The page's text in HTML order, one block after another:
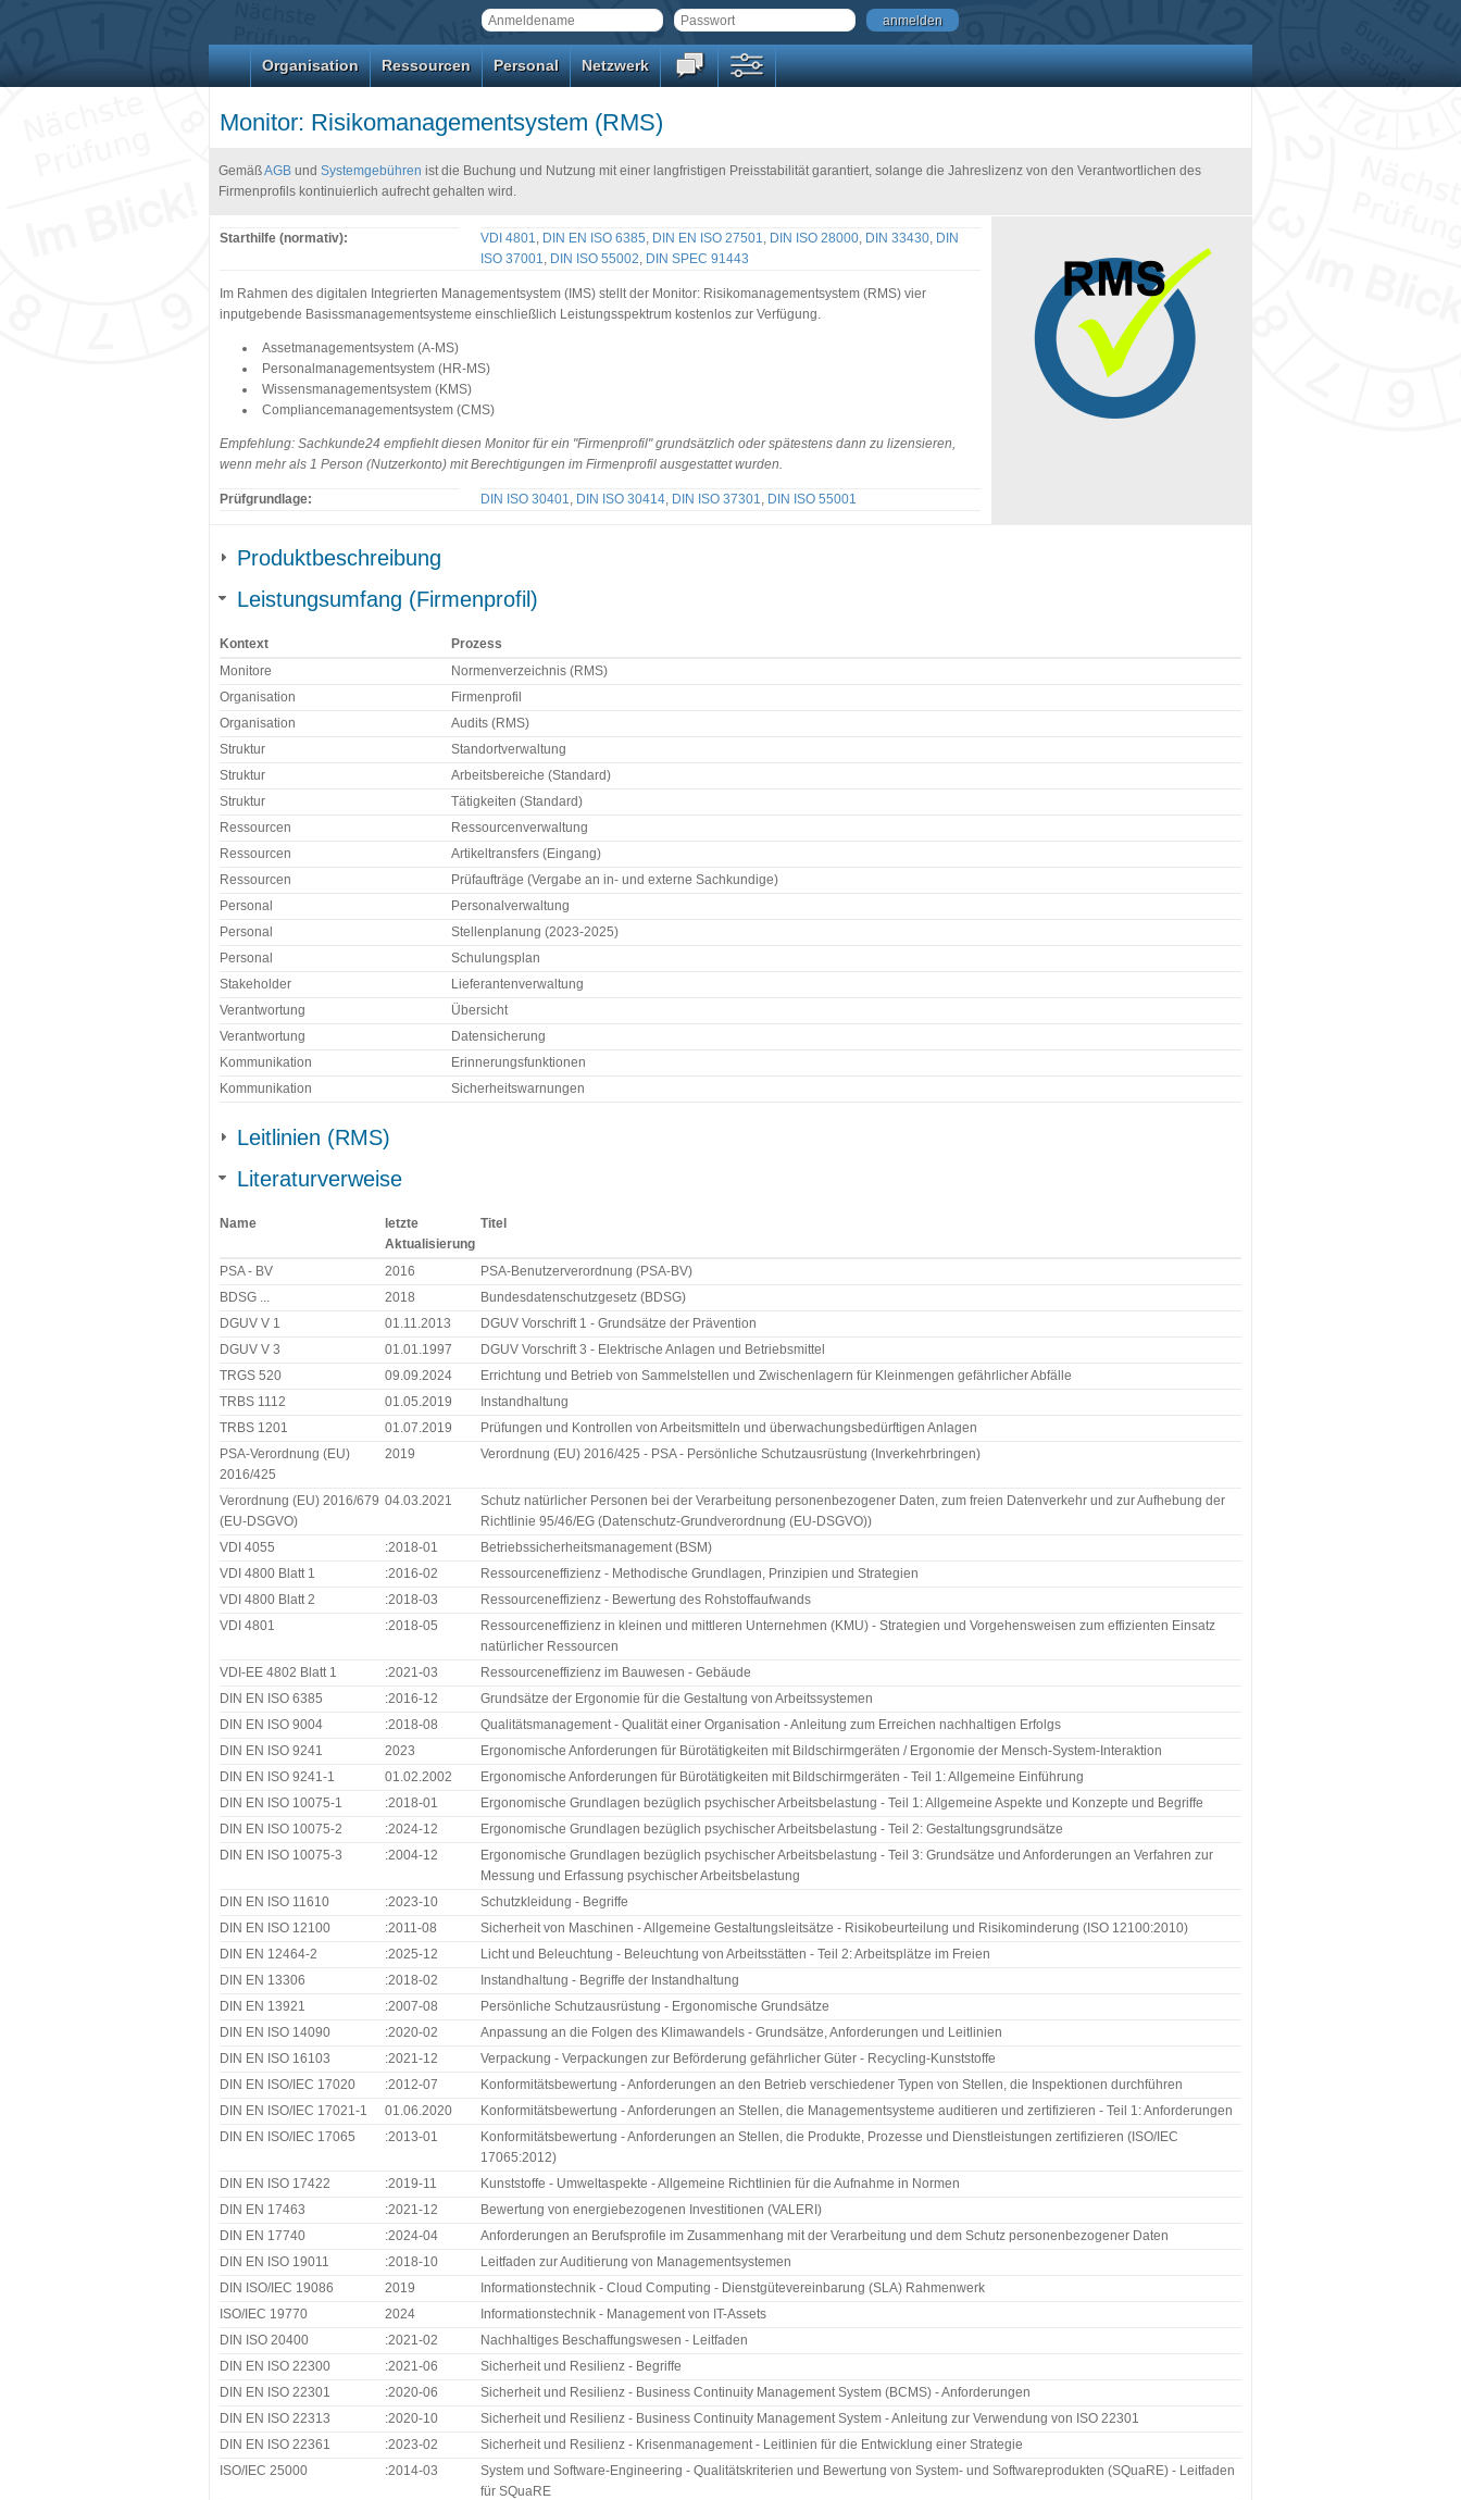
anmelden
Organisation Ressourcen Personal Netzwerk
Monitor: Risikomanagementsystem (RMS)
GemäßAGB und Systemgebühren ist die Buchung und Nutzung mit einer langfristigen Preisstabilität garantiert, solange die Jahreslizenz von den Verantwortlichen des
Firmenprofils kontinuierlich aufrecht gehalten wird.
Starthilfe (normativ): VDI 4801, DIN EN ISO 6385, DIN EN ISO 27501, DIN ISO 28000, DIN 33430, DIN
ISO 37001, DIN ISO 55002, DIN SPEC 91443
Im Rahmen des digitalen Integrierten Managementsystem (IMS) stellt der Monitor: Risikomanagementsystem (RMS) vier
inputgebende Basissmanagementsysteme einschließlich Leistungsspektrum kostenlos zur Verfügung.
Assetmanagementsystem (A-MS)
Personalmanagementsystem (HR-MS)
Wissensmanagementsystem (KMS)
Compliancemanagementsystem (CMS)
Empfehlung: Sachkunde24 empfiehlt diesen Monitor für ein "Firmenprofil" grundsätzlich oder spätestens dann zu lizensieren,
wenn mehr als 1 Person (Nutzerkonto) mit Berechtigungen im Firmenprofil ausgestattet wurden.
Prüfgrundlage: DIN ISO 30401, DIN ISO 30414, DIN ISO 37301, DIN ISO 55001
Produktbeschreibung
Leistungsumfang (Firmenprofil)
Kontext
Prozess
Monitore
Normenverzeichnis (RMS)
Organisation
Firmenprofil
Organisation
Audits (RMS)
Struktur
Standortverwaltung
Struktur
Arbeitsbereiche (Standard)
Struktur
Tätigkeiten (Standard)
Ressourcen
Ressourcenverwaltung
Ressourcen
Artikeltransfers (Eingang)
Ressourcen
Prüfaufträge (Vergabe an in- und externe Sachkundige)
Personal
Personalverwaltung
Personal
Stellenplanung (2023-2025)
Personal
Schulungsplan
Stakeholder
Lieferantenverwaltung
Verantwortung
Übersicht
Verantwortung
Datensicherung
Kommunikation
Erinnerungsfunktionen
Kommunikation
Sicherheitswarnungen
Leitlinien (RMS)
Literaturverweise
Name
letzte
Aktualisierung
Titel
PSA - BV 2016
PSA-Benutzerverordnung (PSA-BV)
BDSG ...
2018
Bundesdatenschutzgesetz (BDSG)
DGUV V 1
01.11.2013
DGUV Vorschrift 1 - Grundsätze der Prävention
DGUV V 3
01.01.1997
DGUV Vorschrift 3 - Elektrische Anlagen und Betriebsmittel
TRGS 520
09.09.2024
Errichtung und Betrieb von Sammelstellen und Zwischenlagern für Kleinmengen gefährlicher Abfälle
TRBS 1112
01.05.2019
Instandhaltung
TRBS 1201
01.07.2019
Prüfungen und Kontrollen von Arbeitsmitteln und überwachungsbedürftigen Anlagen
PSA-Verordnung (EU)
2016/425
2019 Verordnung (EU) 2016/425 - PSA - Persönliche Schutzausrüstung (Inverkehrbringen)
Verordnung (EU) 2016/679
(EU-DSGVO)
04.03.2021
Schutz natürlicher Personen bei der Verarbeitung personenbezogener Daten, zum freien Datenverkehr und zur Aufhebung der
Richtlinie 95/46/EG (Datenschutz-Grundverordnung (EU-DSGVO))
VDI 4055
:2018-01
Betriebssicherheitsmanagement (BSM)
VDI 4800 Blatt 1
:2016-02
Ressourceneffizienz - Methodische Grundlagen, Prinzipien und Strategien
VDI 4800 Blatt 2
:2018-03
Ressourceneffizienz - Bewertung des Rohstoffaufwands
VDI 4801
:2018-05
Ressourceneffizienz in kleinen und mittleren Unternehmen (KMU) - Strategien und Vorgehensweisen zum effizienten Einsatz
natürlicher Ressourcen
VDI-EE 4802 Blatt 1
:2021-03
Ressourceneffizienz im Bauwesen - Gebäude
DIN EN ISO 6385
:2016-12
Grundsätze der Ergonomie für die Gestaltung von Arbeitssystemen
DIN EN ISO 9004
:2018-08
Qualitätsmanagement - Qualität einer Organisation - Anleitung zum Erreichen nachhaltigen Erfolgs
DIN EN ISO 9241
2023
Ergonomische Anforderungen für Bürotätigkeiten mit Bildschirmgeräten / Ergonomie der Mensch-System-Interaktion
DIN EN ISO 9241-1
01.02.2002
Ergonomische Anforderungen für Bürotätigkeiten mit Bildschirmgeräten - Teil 1: Allgemeine Einführung
DIN EN ISO 10075-1
:2018-01
Ergonomische Grundlagen bezüglich psychischer Arbeitsbelastung - Teil 1: Allgemeine Aspekte und Konzepte und Begriffe
DIN EN ISO 10075-2
:2024-12
Ergonomische Grundlagen bezüglich psychischer Arbeitsbelastung - Teil 2: Gestaltungsgrundsätze
DIN EN ISO 10075-3
:2004-12
Ergonomische Grundlagen bezüglich psychischer Arbeitsbelastung - Teil 3: Grundsätze und Anforderungen an Verfahren zur
Messung und Erfassung psychischer Arbeitsbelastung
DIN EN ISO 11610
:2023-10
Schutzkleidung - Begriffe
DIN EN ISO 12100
:2011-08
Sicherheit von Maschinen - Allgemeine Gestaltungsleitsätze - Risikobeurteilung und Risikominderung (ISO 12100:2010)
DIN EN 12464-2
:2025-12
Licht und Beleuchtung - Beleuchtung von Arbeitsstätten - Teil 2: Arbeitsplätze im Freien
DIN EN 13306
:2018-02
Instandhaltung - Begriffe der Instandhaltung
DIN EN 13921
:2007-08
Persönliche Schutzausrüstung - Ergonomische Grundsätze
DIN EN ISO 14090
:2020-02
Anpassung an die Folgen des Klimawandels - Grundsätze, Anforderungen und Leitlinien
DIN EN ISO 16103
:2021-12
Verpackung - Verpackungen zur Beförderung gefährlicher Güter - Recycling-Kunststoffe
DIN EN ISO/IEC 17020
:2012-07
Konformitätsbewertung - Anforderungen an den Betrieb verschiedener Typen von Stellen, die Inspektionen durchführen
DIN EN ISO/IEC 17021-1
01.06.2020
Konformitätsbewertung - Anforderungen an Stellen, die Managementsysteme auditieren und zertifizieren - Teil 1: Anforderungen
DIN EN ISO/IEC 17065
:2013-01
Konformitätsbewertung - Anforderungen an Stellen, die Produkte, Prozesse und Dienstleistungen zertifizieren (ISO/IEC
17065:2012)
DIN EN ISO 17422
:2019-11
Kunststoffe - Umweltaspekte - Allgemeine Richtlinien für die Aufnahme in Normen
DIN EN 17463
:2021-12
Bewertung von energiebezogenen Investitionen (VALERI)
DIN EN 17740
:2024-04
Anforderungen an Berufsprofile im Zusammenhang mit der Verarbeitung und dem Schutz personenbezogener Daten
DIN EN ISO 19011
:2018-10
Leitfaden zur Auditierung von Managementsystemen
DIN ISO/IEC 19086
2019
Informationstechnik - Cloud Computing - Dienstgütevereinbarung (SLA) Rahmenwerk
ISO/IEC 19770
2024
Informationstechnik - Management von IT-Assets
DIN ISO 20400
:2021-02
Nachhaltiges Beschaffungswesen - Leitfaden
DIN EN ISO 22300
:2021-06
Sicherheit und Resilienz - Begriffe
DIN EN ISO 22301
:2020-06
Sicherheit und Resilienz - Business Continuity Management System (BCMS) - Anforderungen
DIN EN ISO 22313
:2020-10
Sicherheit und Resilienz - Business Continuity Management System - Anleitung zur Verwendung von ISO 22301
DIN EN ISO 22361
:2023-02
Sicherheit und Resilienz - Krisenmanagement - Leitlinien für die Entwicklung einer Strategie
ISO/IEC 25000
:2014-03
System und Software-Engineering - Qualitätskriterien und Bewertung von System- und Softwareprodukten (SQuaRE) - Leitfaden
für SQuaRE